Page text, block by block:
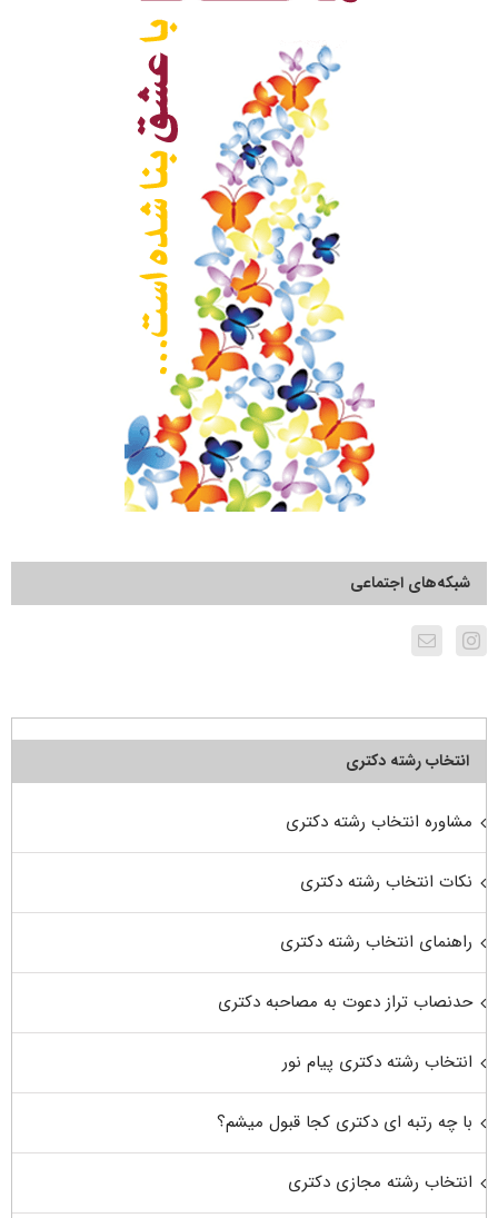
شبکه‌های اجتماعی
انتخاب رشته دکتری
مشاوره انتخاب رشته دکتری
نکات انتخاب رشته دکتری
راهنمای انتخاب رشته دکتری
حدنصاب تراز دعوت به مصاحبه دکتری
انتخاب رشته دکتری پیام نور
با چه رتبه ای دکتری کجا قبول میشم؟
انتخاب رشته مجازی دکتری